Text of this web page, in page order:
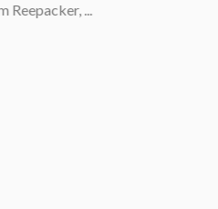
...